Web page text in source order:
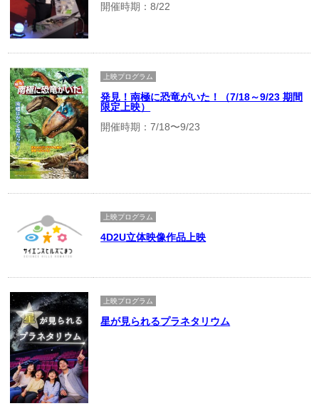
開催時期：8/22
上映プログラム
発見！南極に恐竜がいた！（7/18～9/23 期間
限定上映）
開催時期：7/18〜9/23
上映プログラム
4D2U立体映像作品上映
上映プログラム
星が見られるプラネタリウム